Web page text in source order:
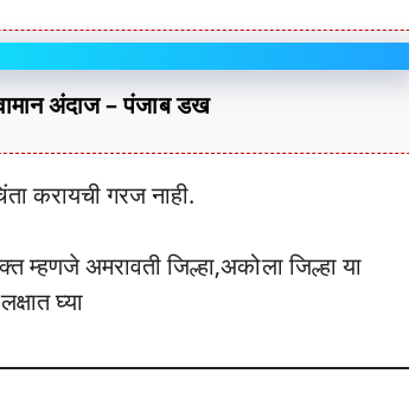
अंदाज – पंजाब डख
करायची गरज नाही.
म्हणजे अमरावती जिल्हा,अकोला जिल्हा या
घ्या